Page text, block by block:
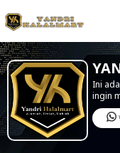
Ini
ingin